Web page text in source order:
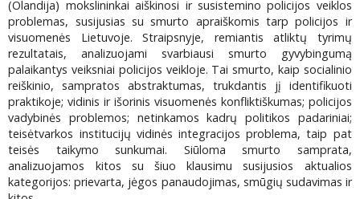
(Olandija) mokslininkai aiškinosi ir susistemino policijos veiklos
problemas, susijusias su smurto apraiškomis tarp policijos ir
visuomenės Lietuvoje. Straipsnyje, remiantis atliktų tyrimų
rezultatais, analizuojami svarbiausi smurto gyvybingumą
palaikantys veiksniai policijos veikloje. Tai smurto, kaip socialinio
reiškinio, sampratos abstraktumas, trukdantis jį identifikuoti
praktikoje; vidinis ir išorinis visuomenės konfliktiškumas; policijos
vadybinės problemos; netinkamos kadrų politikos padariniai;
teisėtvarkos institucijų vidinės integracijos problema, taip pat
teisės taikymo sunkumai. Siūloma smurto samprata,
analizuojamos kitos su šiuo klausimu susijusios aktualios
kategorijos: prievarta, jėgos panaudojimas, smūgių sudavimas ir